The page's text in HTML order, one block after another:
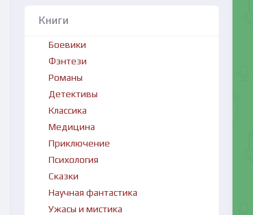
Книги
Боевики
Фэнтези
Романы
Детективы
Классика
Медицина
Приключение
Психология
Сказки
Научная фантастика
Ужасы и мистика